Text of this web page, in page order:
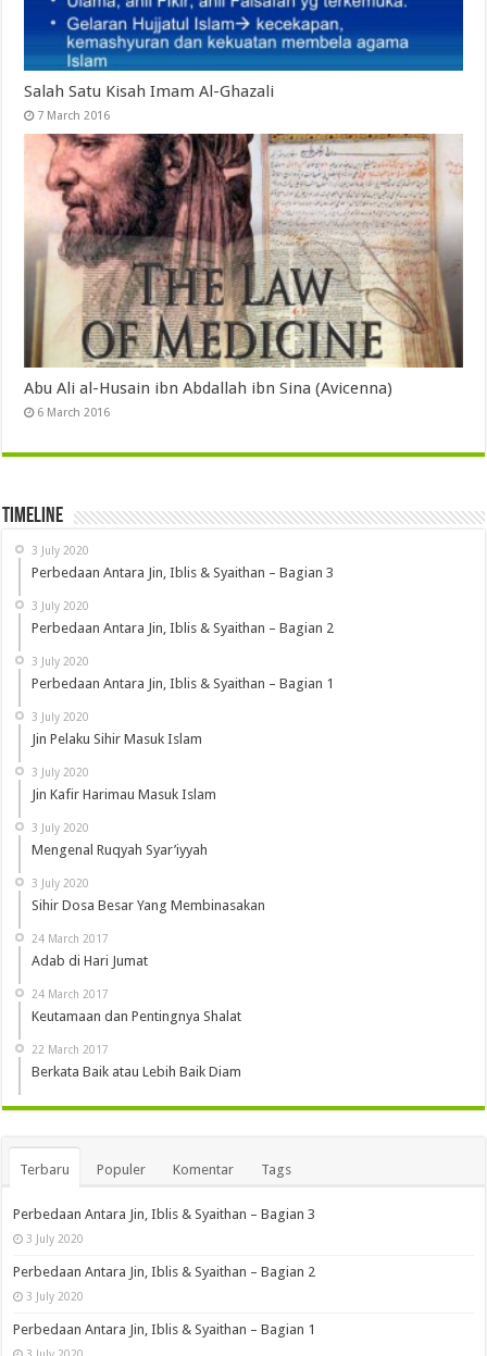
Salah Satu Kisah Imam Al-Ghazali
7 March 2016
Abu Ali al-Husain ibn Abdallah ibn Sina (Avicenna)
6 March 2016
Timeline
3 July 2020
Perbedaan Antara Jin, Iblis & Syaithan – Bagian 3
3 July 2020
Perbedaan Antara Jin, Iblis & Syaithan – Bagian 2
3 July 2020
Perbedaan Antara Jin, Iblis & Syaithan – Bagian 1
3 July 2020
Jin Pelaku Sihir Masuk Islam
3 July 2020
Jin Kafir Harimau Masuk Islam
3 July 2020
Mengenal Ruqyah Syar’iyyah
3 July 2020
Sihir Dosa Besar Yang Membinasakan
24 March 2017
Adab di Hari Jumat
24 March 2017
Keutamaan dan Pentingnya Shalat
22 March 2017
Berkata Baik atau Lebih Baik Diam
Terbaru Populer Komentar Tags
Perbedaan Antara Jin, Iblis & Syaithan – Bagian 3
3 July 2020
Perbedaan Antara Jin, Iblis & Syaithan – Bagian 2
3 July 2020
Perbedaan Antara Jin, Iblis & Syaithan – Bagian 1